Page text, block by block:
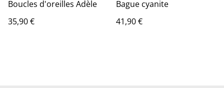
Boucles d'oreilles Adèle
35,90 €
Bague cyanite
41,90 €